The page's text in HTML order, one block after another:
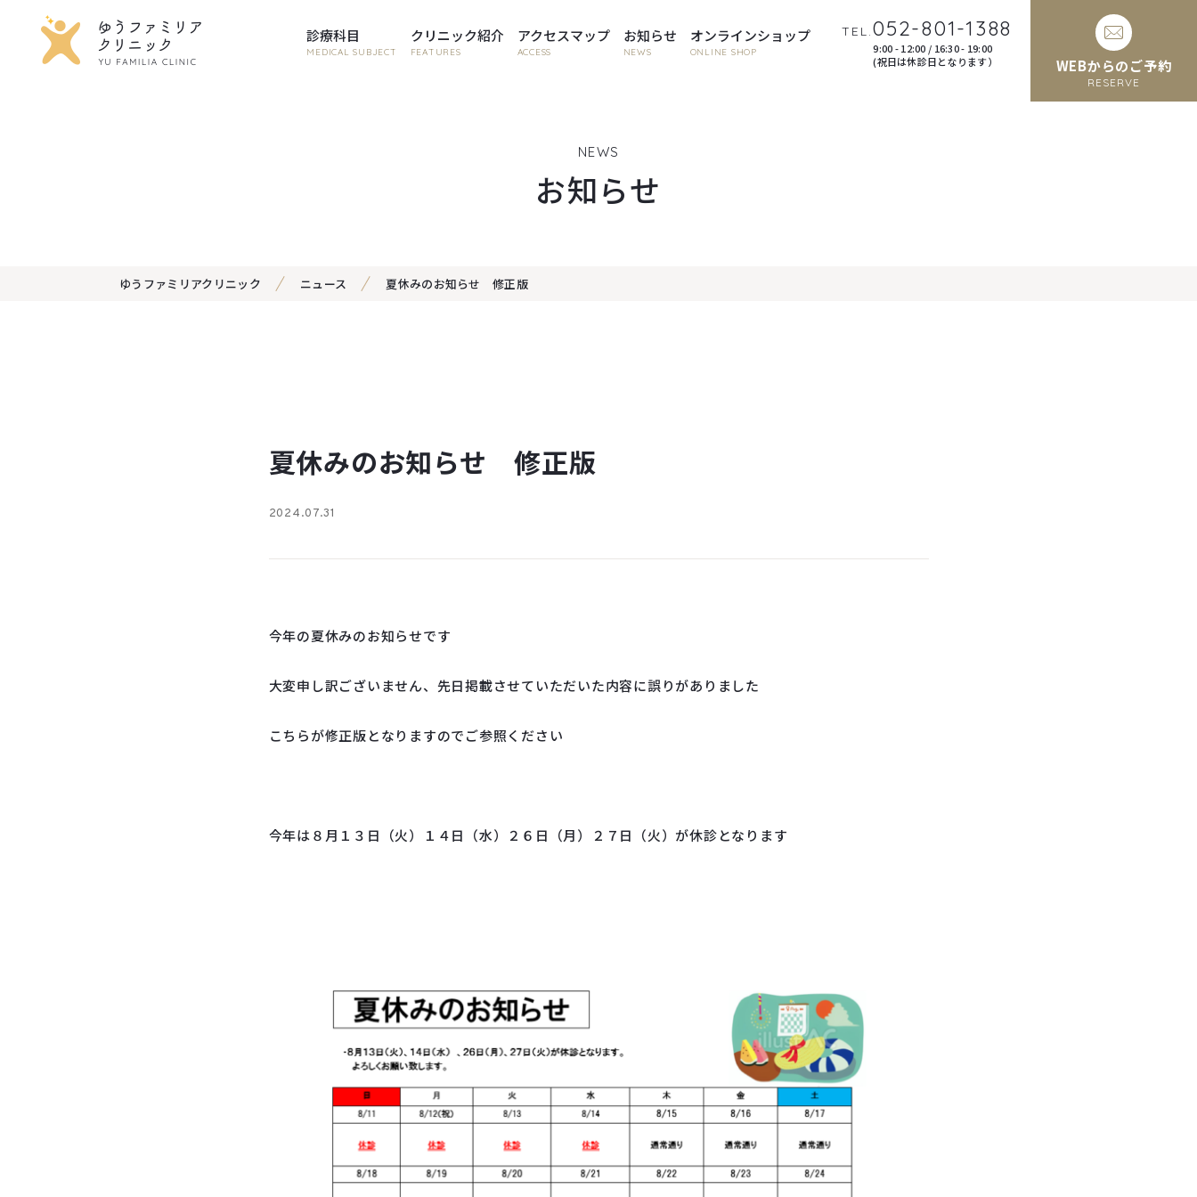
診療科目
MEDICAL SUBJECT
クリニック紹介
FEATURES
アクセスマップ
ACCESS
お知らせ
NEWS
オンラインショップ
ONLINE SHOP
TEL.052-801-1388
9:00 - 12:00 / 16:30 - 19:00
(祝日は休診日となります）
WEBからのご予約
RESERVE
NEWS
お知らせ
ゆうファミリアクリニック ニュース 夏休みのお知らせ 修正版
夏休みのお知らせ 修正版
2024.07.31
今年の夏休みのお知らせです
大変申し訳ございません、先日掲載させていただいた内容に誤りがありました
こちらが修正版となりますのでご参照ください
今年は８月１３日（火）１４日（水）２６日（月）２７日（火）が休診となります